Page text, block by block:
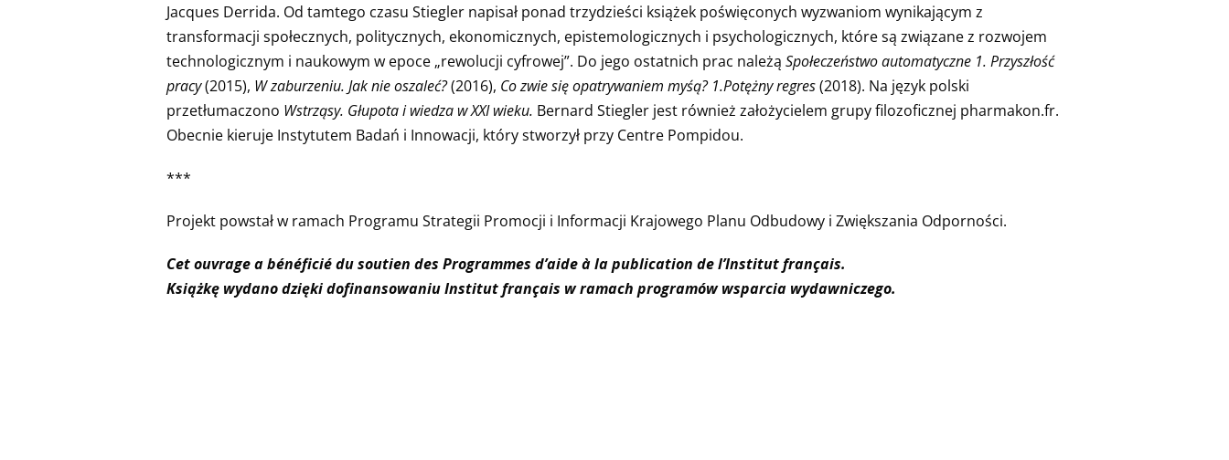
Jacques Derrida. Od tamtego czasu Stiegler napisał ponad trzydzieści książek poświęconych wyzwaniom wynikającym z
transformacji społecznych, politycznych, ekonomicznych, epistemologicznych i psychologicznych, które są związane z rozwojem
technologicznym i naukowym w epoce „rewolucji cyfrowej”. Do jego ostatnich prac należą Społeczeństwo automatyczne 1. Przyszłość
pracy(2015), W zaburzeniu. Jak nie oszaleć?(2016), Co zwie się opatrywaniem myśą? 1.Potężny regres(2018). Na język polski
przetłumaczono Wstrząsy. Głupota i wiedza w XXI wieku. Bernard Stiegler jest również założycielem grupy filozoficznej pharmakon.fr.
Obecnie kieruje Instytutem Badań i Innowacji, który stworzył przy Centre Pompidou.
***
Projekt powstał w ramach Programu Strategii Promocji i Informacji Krajowego Planu Odbudowy i Zwiększania Odporności.
Cet ouvrage a bénéficié du soutien des Programmes d’aide à la publication de l’Institut français.
Książkę wydano dzięki dofinansowaniu Institut français w ramach programów wsparcia wydawniczego.